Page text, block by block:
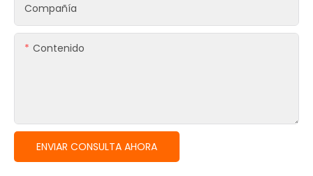
Compañía
Contenido
ENVIAR CONSULTA AHORA